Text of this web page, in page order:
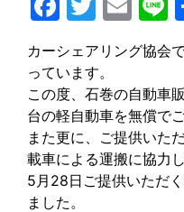
カーシェアリング協会
っています。
この度、石巻の自動車
台の軽自動車を無償で
また更に、ご提供いた
載車による運搬に協力
5月28日ご提供いただ
ました。